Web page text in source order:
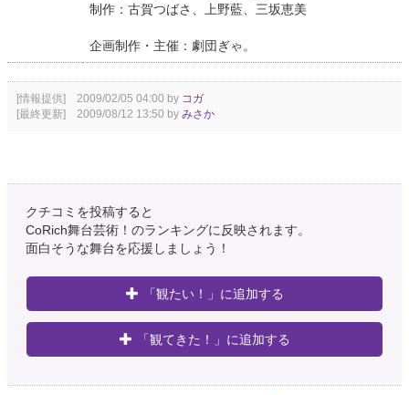
制作：古賀つばさ、上野藍、三坂恵美
企画制作・主催：劇団ぎゃ。
[情報提供] 2009/02/05 04:00 by コガ
[最終更新] 2009/08/12 13:50 by みさか
クチコミを投稿すると
CoRich舞台芸術！のランキングに反映されます。
面白そうな舞台を応援しましょう！
「観たい！」に追加する
「観てきた！」に追加する